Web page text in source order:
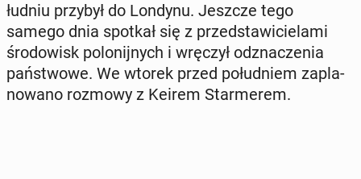
łu­dniu przybył do Londynu. Jeszcze tego
samego dnia spotkał się z przed­sta­wi­cie­la­mi
śro­do­wisk po­lo­nij­nych i wręczył od­zna­cze­nia
pań­stwo­we. We wtorek przed po­łu­dniem za­pla­
no­wa­no rozmowy z Keirem Star­me­rem.